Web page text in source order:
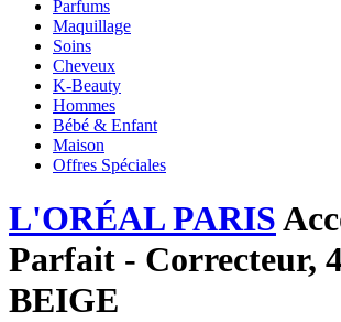
Parfums
Maquillage
Soins
Cheveux
K-Beauty
Hommes
Bébé & Enfant
Maison
Offres Spéciales
L'ORÉAL PARIS
Parfait - Correcteur,
BEIGE